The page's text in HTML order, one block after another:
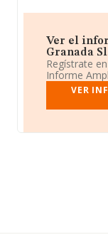
Ver el
Granada
Regístrate
Informe
VER